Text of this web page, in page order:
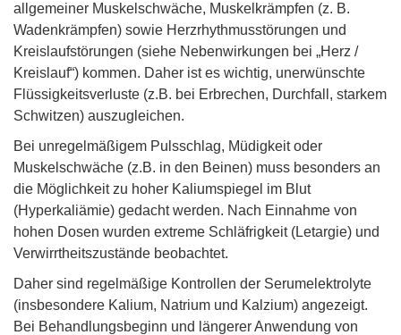
allgemeiner Muskelschwäche, Muskelkrämpfen (z. B.
Wadenkrämpfen) sowie Herzrhythmusstörungen und
Kreislaufstörungen (siehe Nebenwirkungen bei „Herz /
Kreislauf“) kommen. Daher ist es wichtig, unerwünschte
Flüssigkeitsverluste (z.B. bei Erbrechen, Durchfall, starkem
Schwitzen) auszugleichen.
Bei unregelmäßigem Pulsschlag, Müdigkeit oder
Muskelschwäche (z.B. in den Beinen) muss besonders an
die Möglichkeit zu hoher Kaliumspiegel im Blut
(Hyperkaliämie) gedacht werden. Nach Einnahme von
hohen Dosen wurden extreme Schläfrigkeit (Letargie) und
Verwirrtheitszustände beobachtet.
Daher sind regelmäßige Kontrollen der Serumelektrolyte
(insbesondere Kalium, Natrium und Kalzium) angezeigt.
Bei Behandlungsbeginn und längerer Anwendung von